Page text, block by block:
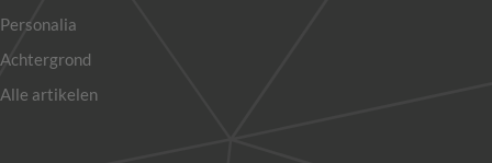
Personalia
Achtergrond
Alle artikelen